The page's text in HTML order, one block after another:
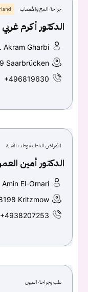
جراحة المخ والأعصاب
الدكتور أكرم غربي
Akram Gharbi
Saarbrücken
+496819630
الأمراض الباطنية وطب الأسرة
الدكتور أمين
Amin El-Omari
Kritzmow
+4938207253
طب وجراحة العيون